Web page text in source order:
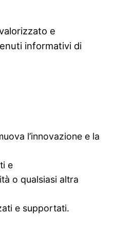
e
informativi di
l’innovazione e la
e
o qualsiasi altra
e supportati.